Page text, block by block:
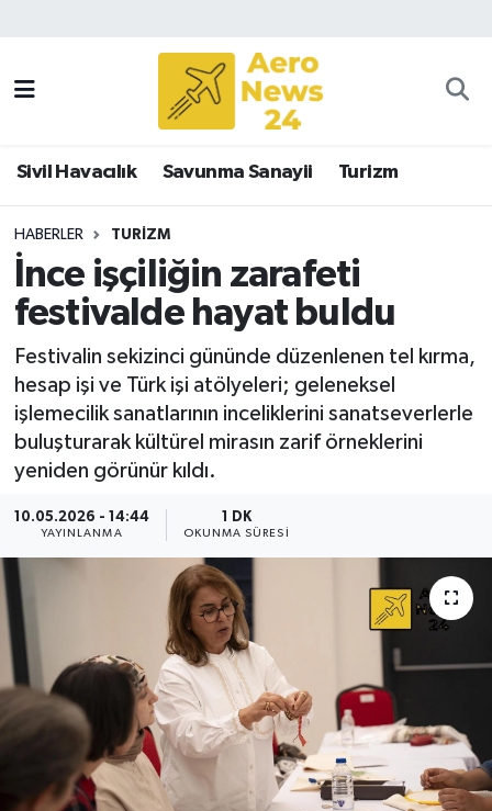
Sivil Havacılık Savunma Sanayii Turizm
HABERLER TURIZM
İnce işçiliğin zarafeti
festivalde hayat buldu
Festivalin sekizinci gününde düzenlenen tel kırma,
hesap işi ve Türk işi atölyeleri; geleneksel
işlemecilik sanatlarının inceliklerini sanatseverlerle
buluşturarak kültürel mirasın zarif örneklerini
yeniden görünür kıldı.
10.05.2026 - 14:44
YAYINLANMA
1 DK
OKUNMA SÜRESI